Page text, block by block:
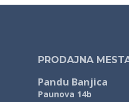
PRODAJNA
Pandu Banjica
Paunova 14b